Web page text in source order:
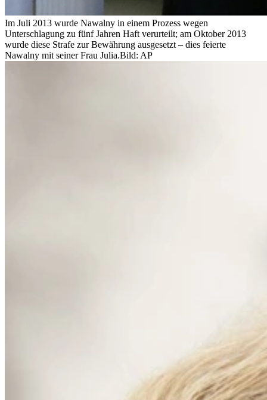
Im Juli 2013 wurde Nawalny in einem Prozess wegen
Unterschlagung zu fünf Jahren Haft verurteilt; am Oktober 2013
wurde diese Strafe zur Bewährung ausgesetzt – dies feierte
Nawalny mit seiner Frau Julia.Bild: AP